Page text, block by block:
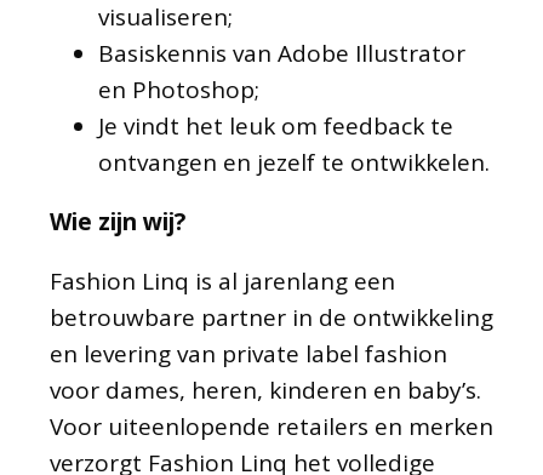
visualiseren;
Basiskennis van Adobe Illustrator
en Photoshop;
Je vindt het leuk om feedback te
ontvangen en jezelf te ontwikkelen.
Wie zijn wij?
Fashion Linq is al jarenlang een
betrouwbare partner in de ontwikkeling
en levering van private label fashion
voor dames, heren, kinderen en baby’s.
Voor uiteenlopende retailers en merken
verzorgt Fashion Linq het volledige